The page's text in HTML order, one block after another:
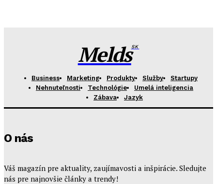
MeldsSK
Business Marketing Produkty Služby
Startupy
Nehnuteľnosti
Technológie
Umelá inteligencia
Zábava
Jazyk
O nás
Váš magazín pre aktuality, zaujímavosti a inšpirácie. Sledujte
nás pre najnovšie články a trendy!